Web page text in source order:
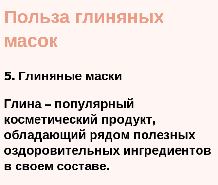
Польза глиняных
масок
5. Глиняные маски
Глина – популярный
косметический продукт,
обладающий рядом полезных
оздоровительных ингредиентов
в своем составе.